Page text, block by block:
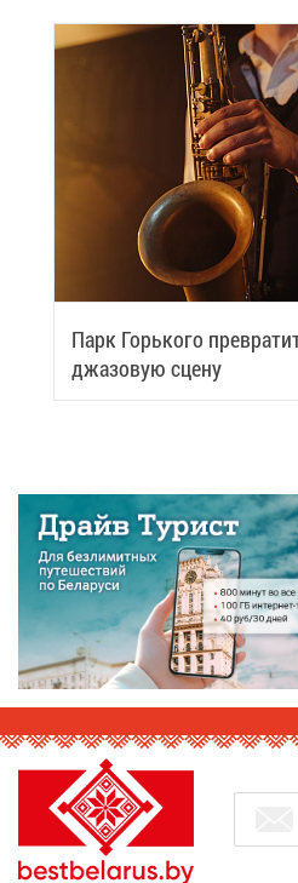
Парк Горь­ко­го
джа­зо­вую сце­ну